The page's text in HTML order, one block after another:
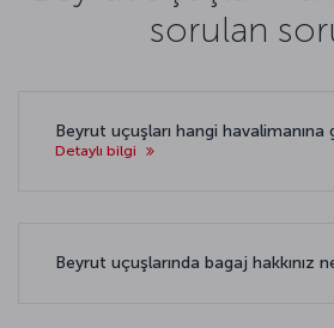
sorulan
Beyrut uçuşları hangi havalimanına
Detaylı bilgi
Beyrut uçuşlarında bagaj hakkınız